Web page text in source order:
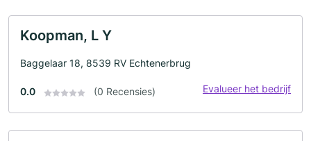
Koopman, L Y
Baggelaar 18, 8539 RV Echtenerbrug
0.0 (0 Recensies) Evalueer het bedrijf